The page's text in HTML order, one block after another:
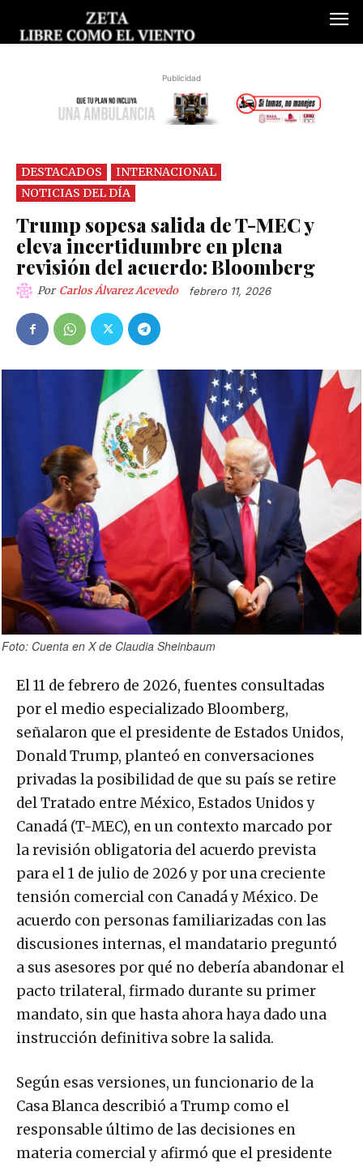
Publicidad
DESTACADOS
INTERNACIONAL
NOTICIAS DEL DÍA
Trump sopesa salida de T-MEC y
eleva incertidumbre en plena
revisión del acuerdo: Bloomberg
Por Carlos Álvarez Acevedo febrero 11, 2026
Foto: Cuenta en X de Claudia Sheinbaum
El 11 de febrero de 2026, fuentes consultadas
por el medio especializado Bloomberg,
señalaron que el presidente de Estados Unidos,
Donald Trump, planteó en conversaciones
privadas la posibilidad de que su país se retire
del Tratado entre México, Estados Unidos y
Canadá (T-MEC), en un contexto marcado por
la revisión obligatoria del acuerdo prevista
para el 1 de julio de 2026 y por una creciente
tensión comercial con Canadá y México. De
acuerdo con personas familiarizadas con las
discusiones internas, el mandatario preguntó
a sus asesores por qué no debería abandonar el
pacto trilateral, firmado durante su primer
mandato, sin que hasta ahora haya dado una
instrucción definitiva sobre la salida.
Según esas versiones, un funcionario de la
Casa Blanca describió a Trump como el
responsable último de las decisiones en
materia comercial y afirmó que el presidente